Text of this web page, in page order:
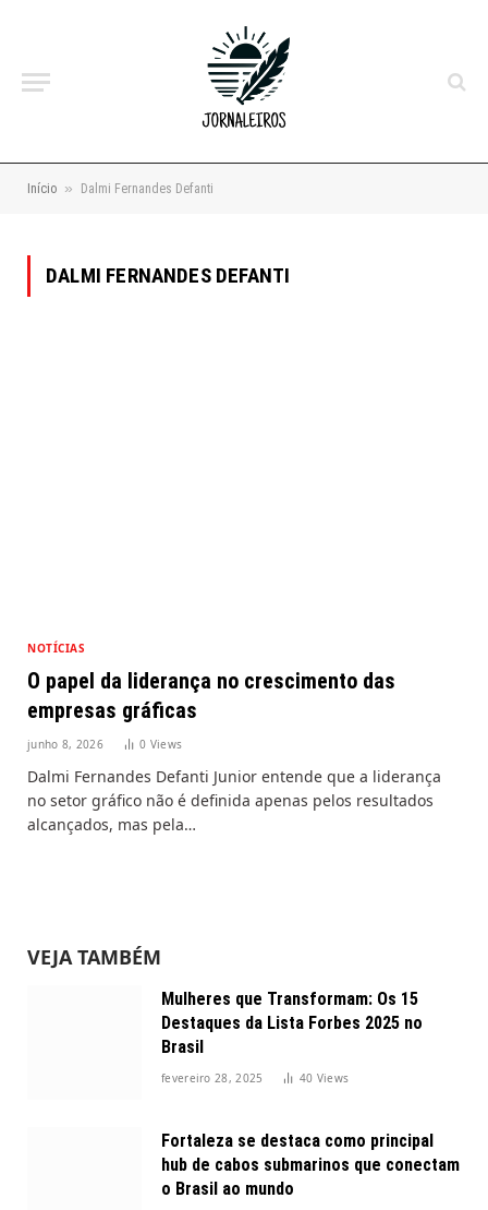
Início » Dalmi Fernandes Defanti
DALMI FERNANDES DEFANTI
NOTÍCIAS
O papel da liderança no crescimento das
empresas gráficas
junho 8, 2026 0 Views
Dalmi Fernandes Defanti Junior entende que a liderança
no setor gráfico não é definida apenas pelos resultados
alcançados, mas pela…
VEJA TAMBÉM
Mulheres que Transformam: Os 15
Destaques da Lista Forbes 2025 no
Brasil
fevereiro 28, 2025 40 Views
Fortaleza se destaca como principal
hub de cabos submarinos que conectam
o Brasil ao mundo